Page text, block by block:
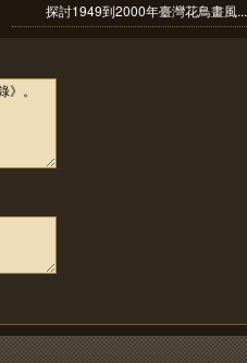
探討1949到2000年臺灣花鳥畫風...